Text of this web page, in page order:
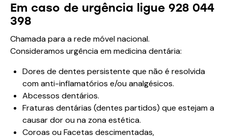
Em caso de urgência ligue 928 044
398
Chamada para a rede móvel nacional.
Consideramos urgência em medicina dentária:
Dores de dentes persistente que não é resolvida
com anti-inflamatórios e/ou analgésicos.
Abcessos dentários.
Fraturas dentárias (dentes partidos) que estejam a
causar dor ou na zona estética.
Coroas ou Facetas descimentadas,